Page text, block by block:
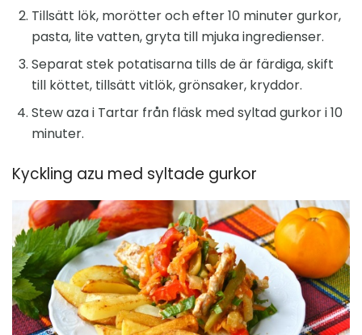
Tillsätt lök, morötter och efter 10 minuter gurkor,
pasta, lite vatten, gryta till mjuka ingredienser.
Separat stek potatisarna tills de är färdiga, skift
till köttet, tillsätt vitlök, grönsaker, kryddor.
Stew aza i Tartar från fläsk med syltad gurkor i 10
minuter.
Kyckling azu med syltade gurkor